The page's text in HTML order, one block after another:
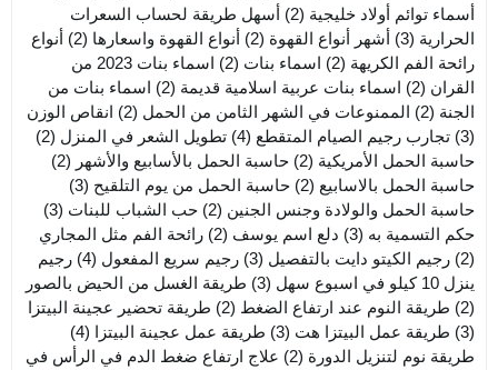
أسماء توائم أولاد خليجية (2)
أسهل طريقة لحساب السعرات
الحرارية (3) أشهر أنواع القهوة (2) أنواع القهوة واسعارها (2)
أنواع
رائحة الفم الكريهة (2) اسماء بنات (2)
اسماء بنات 2023 من
القران (2) اسماء بنات عربية اسلامية قديمة (2)
اسماء بنات من
الجنة (2) الممنوعات في الشهر الثامن من الحمل (2)
انقاص الوزن
(3)
تجارب رجيم الصيام المتقطع (4) تطويل الشعر في المنزل (2)
حاسبة الحمل الأمريكية (2) حاسبة الحمل بالأسابيع والأشهر (2)
حاسبة الحمل بالاسابيع (2) حاسبة الحمل من يوم التلقيح (3)
حاسبة الحمل والولادة وجنس الجنين (2) حب الشباب للبنات (3)
حكم التسمية به (3) دلع اسم يوسف (2)
رائحة الفم مثل المجاري
(2)
رجيم الكيتو دايت بالتفصيل (3) رجيم سريع المفعول (4)
رجيم
ينزل 10 كيلو في اسبوع سهل
(3)
طريقة الغسل من الحيض بالصور
(2)
طريقة النوم عند ارتفاع الضغط (2)
طريقة تحضير عجينة البيتزا
(3)
طريقة عمل البيتزا هت (3) طريقة عمل عجينة البيتزا (4)
طريقة نوم لتنزيل الدورة (2) علاج ارتفاع ضغط الدم في الرأس في